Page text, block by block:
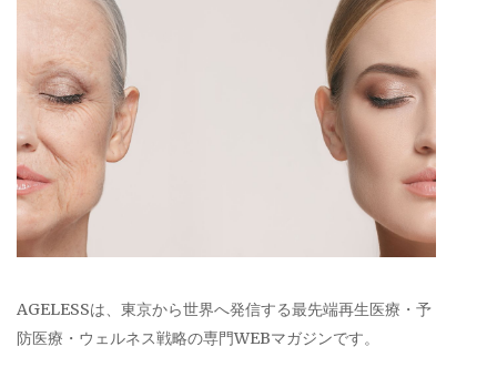
AGELESSは、東京から世界へ発信する最先端再生医療・予
防医療・ウェルネス戦略の専門WEBマガジンです。